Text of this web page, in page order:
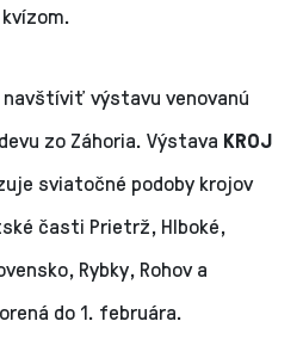
navštíviť výstavu venovanú
zo Záhoria. Výstava KROJ
sviatočné podoby krojov
časti Prietrž, Hlboké,
Rybky, Rohov a
do 1. februára.